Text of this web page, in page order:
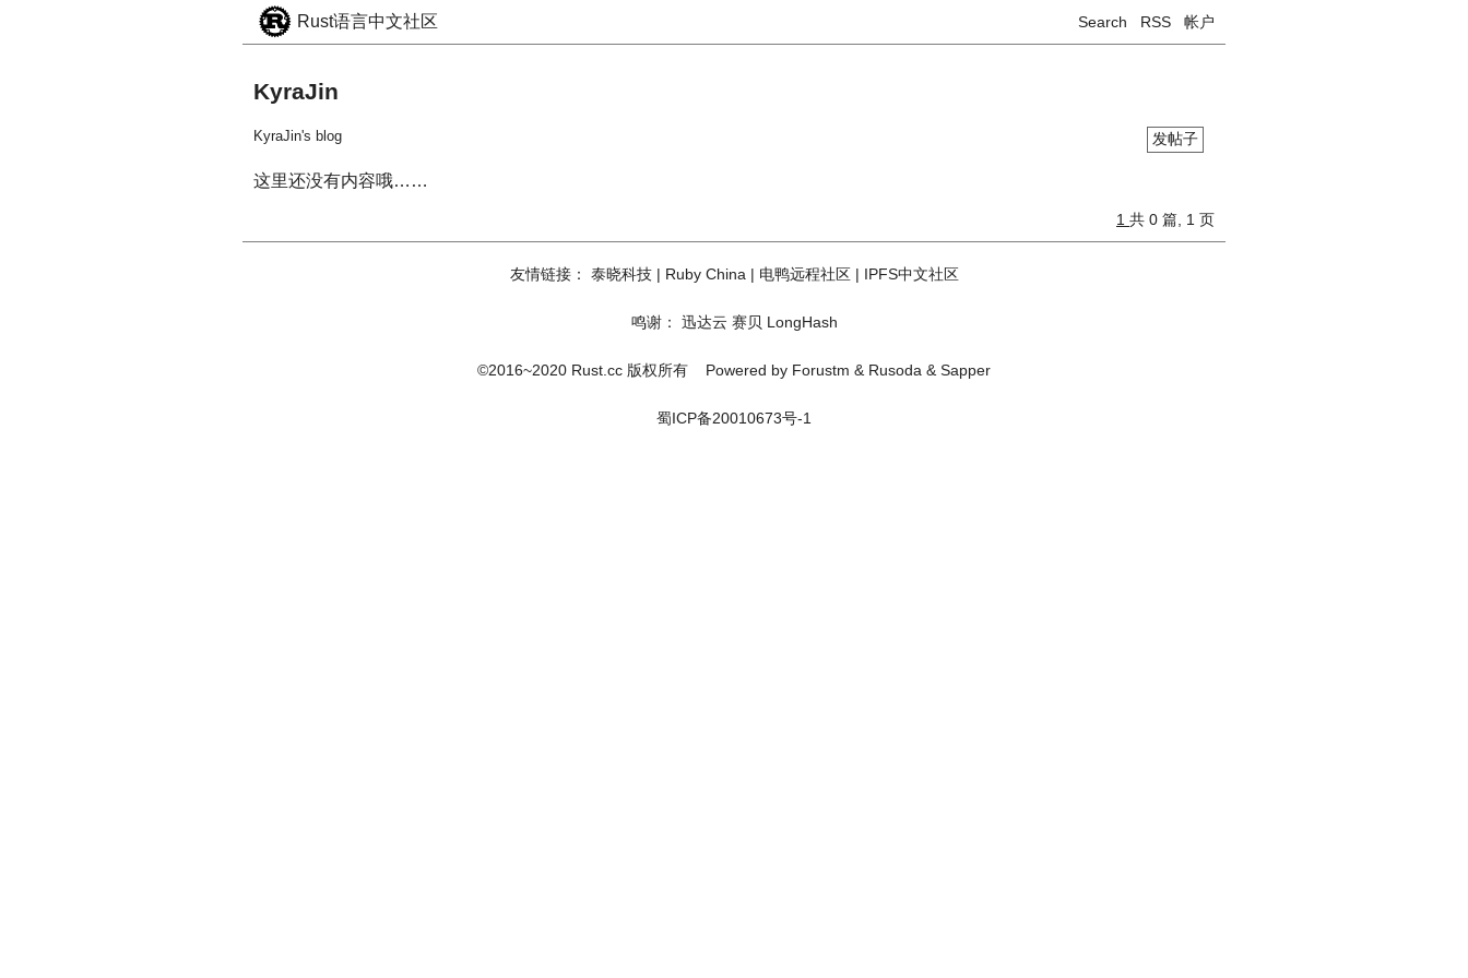
Rust语言中文社区 Search RSS 帐户
KyraJin
发帖子
KyraJin's blog
这里还没有内容哦……
1 共 0 篇, 1 页
友情链接： 泰晓科技| Ruby China | 电鸭远程社区| IPFS中文社区
鸣谢： 迅达云 赛贝 LongHash
©2016~2020 Rust.cc 版权所有 Powered by Forustm & Rusoda & Sapper
蜀ICP备20010673号-1